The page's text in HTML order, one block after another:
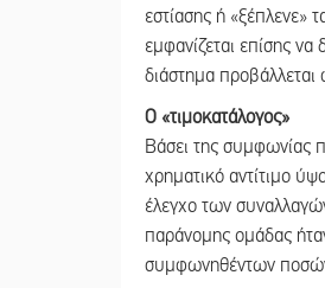
εστίασης ή «ξέπλενε»
εμφανίζεται επίσης
διάστημα προβάλλεται
Ο «τιμοκατάλογος»
Βάσει της συμφωνίας
χρηματικό αντίτιμο
έλεγχο των
παράνομης ομάδας
συμφωνηθέντων